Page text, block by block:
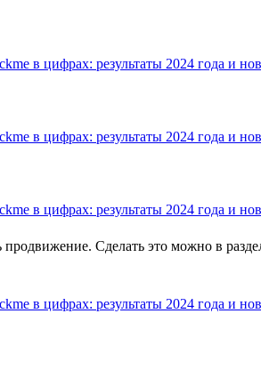
продвижение. Сделать это можно в